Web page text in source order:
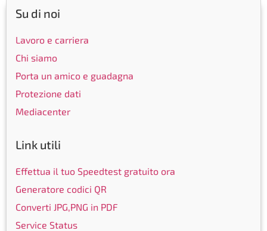
Su di noi
Lavoro e carriera
Chi siamo
Porta un amico e guadagna
Protezione dati
Mediacenter
Link utili
Effettua il tuo Speedtest gratuito ora
Generatore codici QR
Converti JPG,PNG in PDF
Service Status